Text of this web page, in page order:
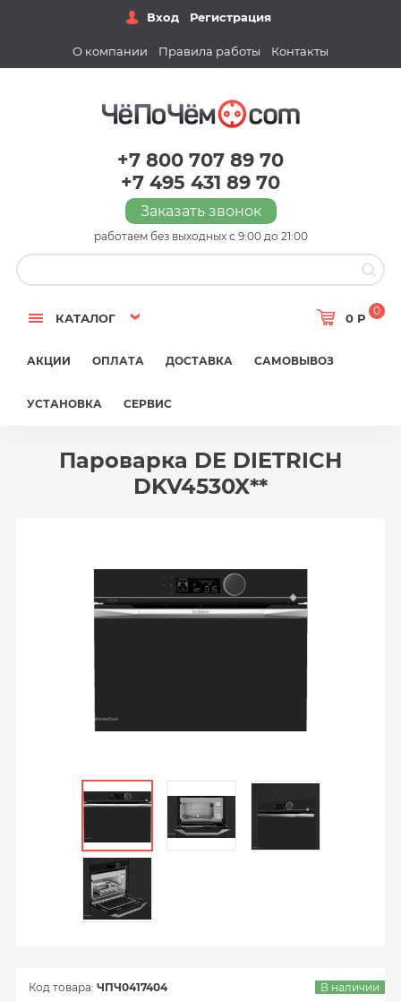
Вход Регистрация
О компании Правила работы Контакты
+7 800 707 89 70
+7 495 431 89 70
Заказать звонок
работаем без выходных с 9:00 до 21:00
КАТАЛОГ 0 Р
0
АКЦИИ ОПЛАТА ДОСТАВКА САМОВЫВОЗ
УСТАНОВКА СЕРВИС
Пароварка DE DIETRICH
DKV4530X**
Код товара: ЧПЧ0417404 В наличии